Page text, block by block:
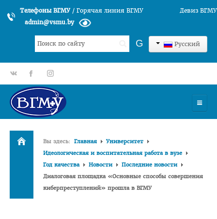
Телефоны ВГМУ/ Горячая линия ВГМУ
Девиз ВГМУ
admin@vsmu.by
Русский
Искать... G
gp fb tt
УНИВЕРСИТЕТ
История университета
Структура ВГМУ
Факультеты
Вы здесь: Главная
Университет
Идеологическая и воспитательная работа в вузе
Год качества
Новости
Последние новости
Диалоговая площадка «Основные способы совершения
киберпреступлений» прошла в ВГМУ